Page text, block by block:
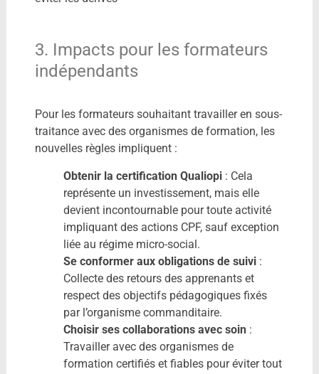
3. Impacts pour les formateurs
indépendants
Pour les formateurs souhaitant travailler en sous-
traitance avec des organismes de formation, les
nouvelles règles impliquent :
Obtenir la certification Qualiopi: Cela
représente un investissement, mais elle
devient incontournable pour toute activité
impliquant des actions CPF, sauf exception
liée au régime micro-social.
Se conformer aux obligations de suivi:
Collecte des retours des apprenants et
respect des objectifs pédagogiques fixés
par l’organisme commanditaire.
Choisir ses collaborations avec soin:
Travailler avec des organismes de
formation certifiés et fiables pour éviter tout